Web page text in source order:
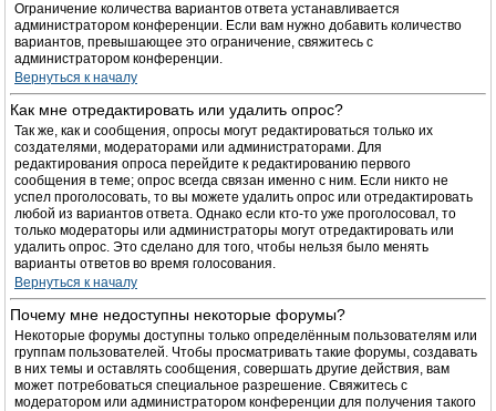
Ограничение количества вариантов ответа устанавливается
администратором конференции. Если вам нужно добавить количество
вариантов, превышающее это ограничение, свяжитесь с
администратором конференции.
Вернуться к началу
Как мне отредактировать или удалить опрос?
Так же, как и сообщения, опросы могут редактироваться только их
создателями, модераторами или администраторами. Для
редактирования опроса перейдите к редактированию первого
сообщения в теме; опрос всегда связан именно с ним. Если никто не
успел проголосовать, то вы можете удалить опрос или отредактировать
любой из вариантов ответа. Однако если кто-то уже проголосовал, то
только модераторы или администраторы могут отредактировать или
удалить опрос. Это сделано для того, чтобы нельзя было менять
варианты ответов во время голосования.
Вернуться к началу
Почему мне недоступны некоторые форумы?
Некоторые форумы доступны только определённым пользователям или
группам пользователей. Чтобы просматривать такие форумы, создавать
в них темы и оставлять сообщения, совершать другие действия, вам
может потребоваться специальное разрешение. Свяжитесь с
модератором или администратором конференции для получения такого